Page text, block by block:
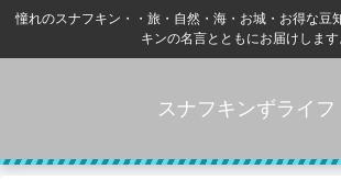
憧れのスナフキン・・旅・自然・海・お城・お得な豆
キンの名言とともにお届けします
スナフキンずライフ